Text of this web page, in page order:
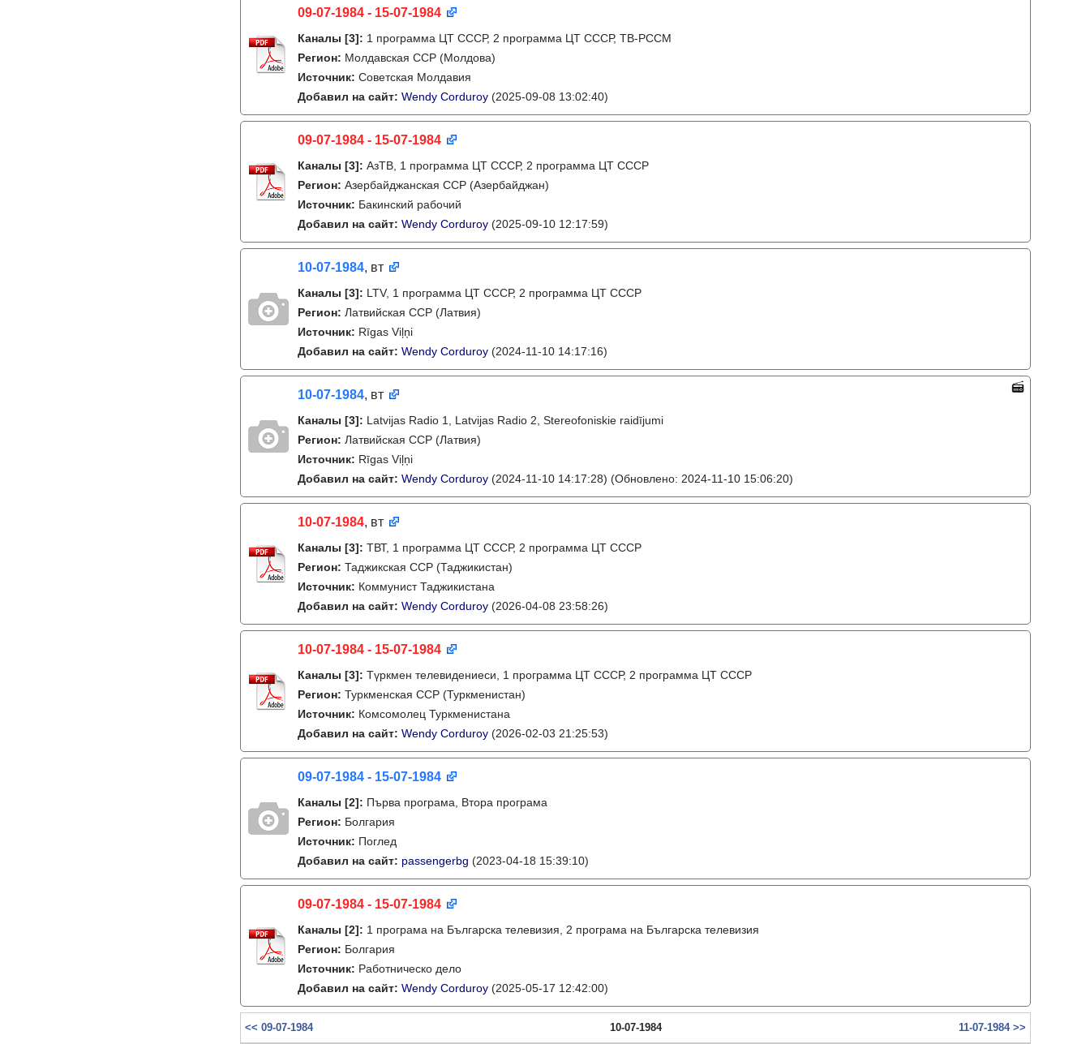
09-07-1984 - 15-07-1984
Каналы [3]: 1 программа ЦТ СССР, 2 программа ЦТ СССР, ТВ-РССМ
Регион: Молдавская ССР (Молдова)
Источник: Советская Молдавия
Добавил на сайт: Wendy Corduroy (2025-09-08 13:02:40)
09-07-1984 - 15-07-1984
Каналы [3]: АзТВ, 1 программа ЦТ СССР, 2 программа ЦТ СССР
Регион: Азербайджанская ССР (Азербайджан)
Источник: Бакинский рабочий
Добавил на сайт: Wendy Corduroy (2025-09-10 12:17:59)
10-07-1984, вт
Каналы [3]: LTV, 1 программа ЦТ СССР, 2 программа ЦТ СССР
Регион: Латвийская ССР (Латвия)
Источник: Rīgas Viļņi
Добавил на сайт: Wendy Corduroy (2024-11-10 14:17:16)
10-07-1984, вт
Каналы [3]: Latvijas Radio 1, Latvijas Radio 2, Stereofoniskie raidījumi
Регион: Латвийская ССР (Латвия)
Источник: Rīgas Viļņi
Добавил на сайт: Wendy Corduroy (2024-11-10 14:17:28) (Обновлено: 2024-11-10 15:06:20)
10-07-1984, вт
Каналы [3]: ТВТ, 1 программа ЦТ СССР, 2 программа ЦТ СССР
Регион: Таджикская ССР (Таджикистан)
Источник: Коммунист Таджикистана
Добавил на сайт: Wendy Corduroy (2026-04-08 23:58:26)
10-07-1984 - 15-07-1984
Каналы [3]: Түркмен телевидениеси, 1 программа ЦТ СССР, 2 программа ЦТ СССР
Регион: Туркменская ССР (Туркменистан)
Источник: Комсомолец Туркменистана
Добавил на сайт: Wendy Corduroy (2026-02-03 21:25:53)
09-07-1984 - 15-07-1984
Каналы [2]: Първа програма, Втора програма
Регион: Болгария
Источник: Поглед
Добавил на сайт: passengerbg (2023-04-18 15:39:10)
09-07-1984 - 15-07-1984
Каналы [2]: 1 програма на Българска телевизия, 2 програма на Българска телевизия
Регион: Болгария
Источник: Работническо дело
Добавил на сайт: Wendy Corduroy (2025-05-17 12:42:00)
<< 09-07-1984 10-07-1984 11-07-1984 >>